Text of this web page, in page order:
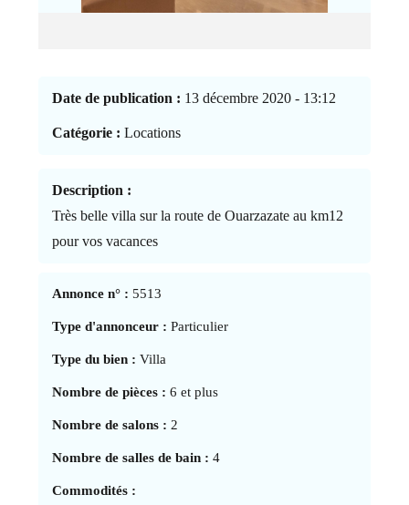
Date de publication : 13 décembre 2020 - 13:12
Catégorie : Locations
Description :
Très belle villa sur la route de Ouarzazate au km12
pour vos vacances
Annonce n° :5513
Type d'annonceur : Particulier
Type du bien : Villa
Nombre de pièces : 6 et plus
Nombre de salons : 2
Nombre de salles de bain : 4
Commodités :